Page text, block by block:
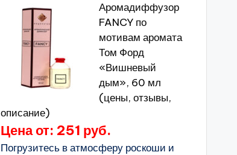
Аромадиффузор
FANCY по
мотивам аромата
Том Форд
«Вишневый
дым», 60 мл
(цены, отзывы,
описание)
Цена от: 251 руб.
Погрузитесь в атмосферу роскоши и